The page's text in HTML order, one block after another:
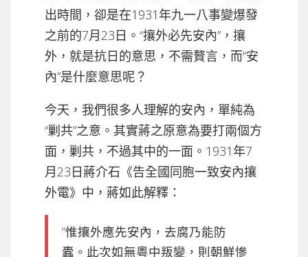
出時間，卻是在1931年九一八事變爆發
之前的7月23日。“攘外必先安內”，攘
外，就是抗日的意思，不需贅言，而“安
內”是什麼意思呢？
今天，我們很多人理解的安內，單純為
“剿共”之意。其實蔣之原意為要打兩個方
面，剿共，不過其中的一面。1931年7
月23日蔣介石《告全國同胞一致安內攘
外電》中，蔣如此解釋：
“惟攘外應先安內，去腐乃能防
蠹。此次如無粵中叛變，則朝鮮慘